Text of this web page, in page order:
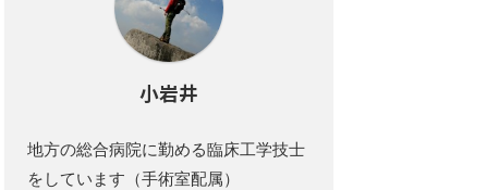
小岩井
地方の総合病院に勤める臨床工学技士
をしています（手術室配属）